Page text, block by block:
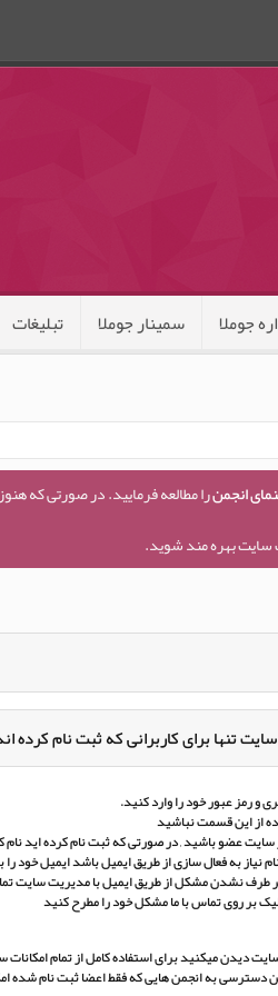
جوملا سمینار جوملا تبلیغات
انجمنرا مطالعه فرمایید. در صورتی که
سایت بهره مند شوید.
تنها برای کاربرانی که ثبت نام کرده
و رمز عبور خود را وارد کنید.
از این قسمت نباشید
عضو باشید , در صورتی که ثبت نام کرده اید نام
به فعال سازی از طریق ایمیل باشد ایمیل خود
طرف نشدن مشکل از طریق ایمیل با مدیریت سایت
بر روی تماس با ما مشکل خود را مطرح کنید
دیدن میکنید برای استفاده کامل از تمام
دسترسی به انجمن هایی که فقط اعضا ثبت نام شده